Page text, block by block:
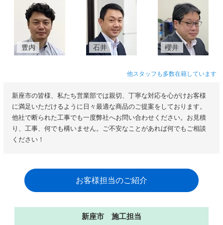
豊内 石井 櫻井
他スタッフも多数在籍しています
新座市の皆様、私たち営業部では親切、丁寧な対応を心がけお客様
に満足いただけるように日々最適な商品のご提案をしております。
他社で断られた工事でも一度弊社へお問い合わせください。お見積
り、工事、何でも構いません。ご不安なことがあれば何でもご相談
ください！
お客様担当のご紹介
新座市 施工担当